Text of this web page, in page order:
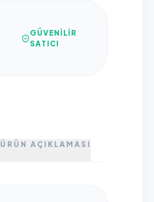
GÜVENILIR
SATICI
ÜRÜN AÇIKLAMASI